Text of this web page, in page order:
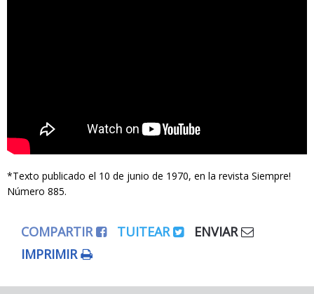
*Texto publicado el 10 de junio de 1970, en la revista Siempre!
Número 885.
COMPARTIR TUITEAR
ENVIAR
IMPRIMIR